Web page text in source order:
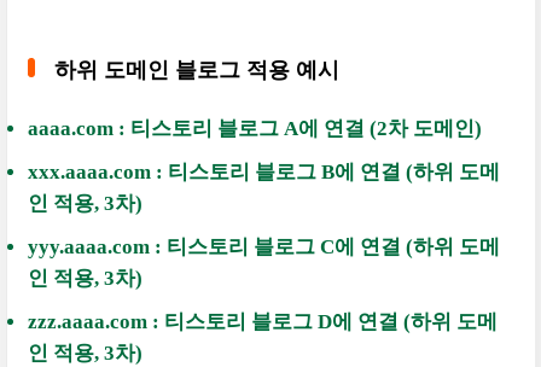
하위 도메인 블로그 적용 예시
aaaa.com : 티스토리 블로그 A에 연결 (2차 도메인)
xxx.aaaa.com : 티스토리 블로그 B에 연결 (하위 도메
인 적용, 3차)
yyy.aaaa.com : 티스토리 블로그 C에 연결 (하위 도메
인 적용, 3차)
zzz.aaaa.com : 티스토리 블로그 D에 연결 (하위 도메
인 적용, 3차)